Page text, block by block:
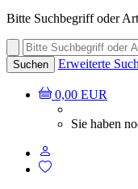
Bitte Suchbegriff oder
Suchen Erweiterte
0,00 EUR
Sie haben